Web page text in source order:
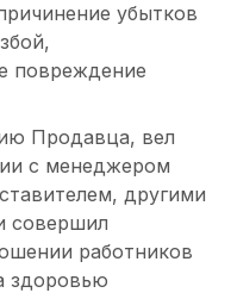
убытков
повреждение
Продавца, вел
с менеджером
другими
совершил
работников
здоровью